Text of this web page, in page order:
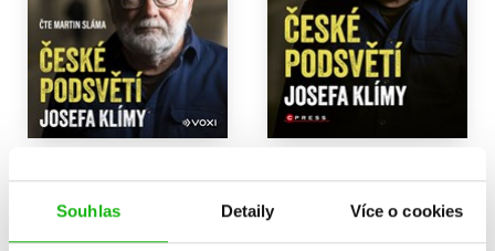
Souhlas Detaily Více o cookies
Klímy (audiokniha)
Josef Klíma
319 Kč399 Kč
Klímy
Josef Klíma
319 Kč399 Kč